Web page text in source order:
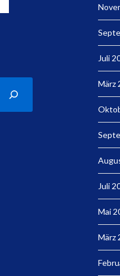
Juli
März
Juli
Mai
März